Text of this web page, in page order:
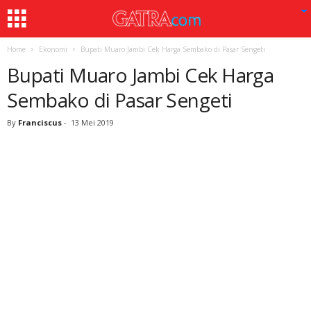
Home Ekonomi Bupati Muaro Jambi Cek Harga Sembako di Pasar Sengeti
Bupati Muaro Jambi Cek Harga
Sembako di Pasar Sengeti
By Franciscus - 13 Mei 2019